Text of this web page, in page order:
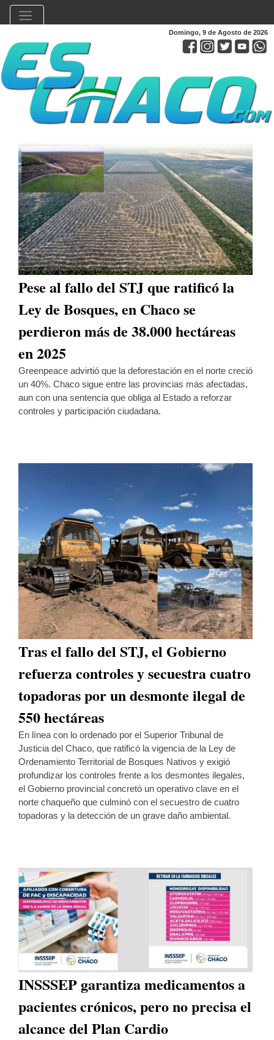
Domingo, 9 de Agosto de 2026
Pese al fallo del STJ que ratificó la
Ley de Bosques, en Chaco se
perdieron más de 38.000 hectáreas
en 2025
Greenpeace advirtió que la deforestación en el norte creció
un 40%. Chaco sigue entre las provincias más afectadas,
aun con una sentencia que obliga al Estado a reforzar
controles y participación ciudadana.
Tras el fallo del STJ, el Gobierno
refuerza controles y secuestra cuatro
topadoras por un desmonte ilegal de
550 hectáreas
En línea con lo ordenado por el Superior Tribunal de
Justicia del Chaco, que ratificó la vigencia de la Ley de
Ordenamiento Territorial de Bosques Nativos y exigió
profundizar los controles frente a los desmontes ilegales,
el Gobierno provincial concretó un operativo clave en el
norte chaqueño que culminó con el secuestro de cuatro
topadoras y la detección de un grave daño ambiental.
INSSSEP garantiza medicamentos a
pacientes crónicos, pero no precisa el
alcance del Plan Cardio